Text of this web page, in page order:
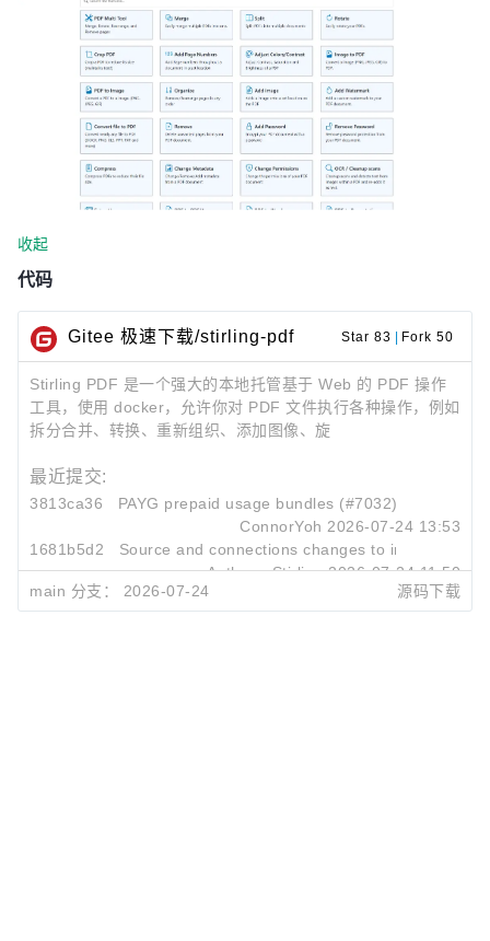
收起
代码
Gitee 极速下载/stirling-pdf Star 83 | Fork 50
Stirling PDF 是一个强大的本地托管基于 Web 的 PDF 操作
工具，使用 docker，允许你对 PDF 文件执行各种操作，例如
拆分合并、转换、重新组织、添加图像、旋
最近提交:
3813ca36
PAYG prepaid usage bundles (#7032)
ConnorYoh 2026-07-24 13:53
1681b5d2
Source and connections changes to integrations
Anthony Stirling 2026-07-24 11:50
831bd4fe
Remove depot.dev support from GitHub Actions
main 分支： 2026-07-24 源码下载